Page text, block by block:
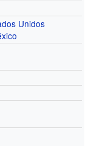
Unidos